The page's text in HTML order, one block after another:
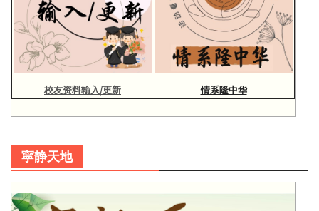
校友资料输入/更新 情系隆中华
寜静天地